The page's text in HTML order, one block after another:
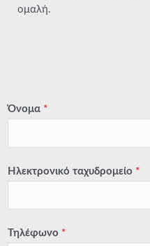
ομαλή.
Όνομα *
Ηλεκτρονικό ταχυδρομείο *
Τηλέφωνο *